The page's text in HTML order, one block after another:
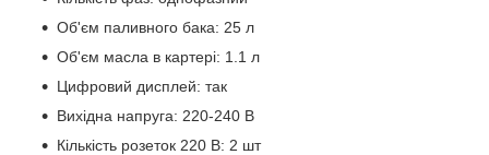
Об'єм паливного бака: 25 л
Об'єм масла в картері: 1.1 л
Цифровий дисплей: так
Вихідна напруга: 220-240 В
Кількість розеток 220 В: 2 шт